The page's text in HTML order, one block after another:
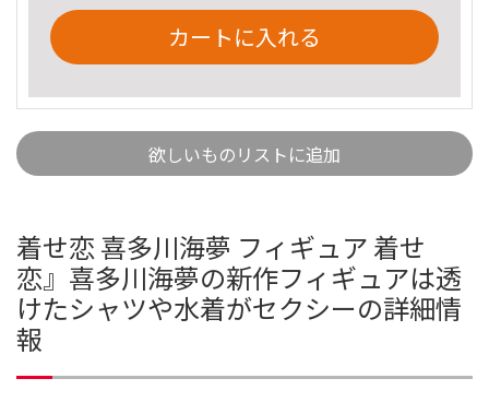
カートに入れる
欲しいものリストに追加
着せ恋 喜多川海夢 フィギュア 着せ
恋』喜多川海夢の新作フィギュアは透
けたシャツや水着がセクシーの詳細情
報